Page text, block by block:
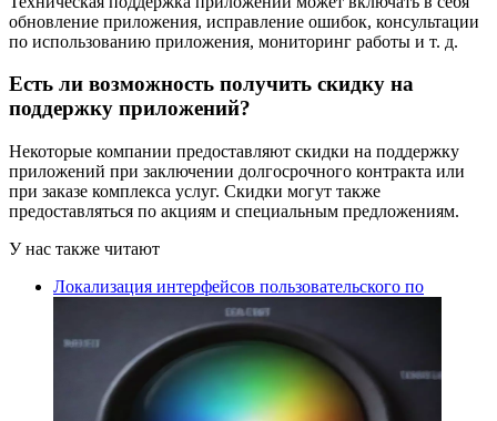
обновление приложения, исправление ошибок, консультации
по использованию приложения, мониторинг работы и т. д.
Есть ли возможность получить скидку на
поддержку приложений?
Некоторые компании предоставляют скидки на поддержку
приложений при заключении долгосрочного контракта или
при заказе комплекса услуг. Скидки могут также
предоставляться по акциям и специальным предложениям.
У нас также читают
Локализация интерфейсов пользовательского по